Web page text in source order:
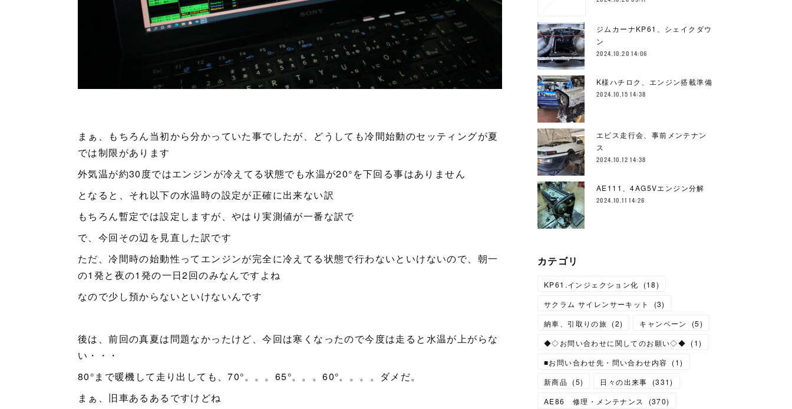
まぁ、もちろん当初から分かっていた事でしたが、どうしても冷間始動のセッティングが夏
では制限があります
外気温が約30度ではエンジンが冷えてる状態でも水温が20°を下回る事はありません
となると、それ以下の水温時の設定が正確に出来ない訳
もちろん暫定では設定しますが、やはり実測値が一番な訳で
で、今回その辺を見直した訳です
ただ、冷間時の始動性ってエンジンが完全に冷えてる状態で行わないといけないので、朝一
の1発と夜の1発の一日2回のみなんですよね
なので少し預からないといけないんです
後は、前回の真夏は問題なかったけど、今回は寒くなったので今度は走ると水温が上がらな
い・・・
80°まで暖機して走り出しても、70°。。。65°。。。60°。。。。ダメだ。
まぁ、旧車あるあるですけどね
ジムカーナKP61、シェイクダウ
ン
2024.10.20 14:06
K様ハチロク、エンジン搭載準備
2024.10.15 14:38
エビス走行会、事前メンテナン
ス
2024.10.12 14:38
AE111、4AG5Vエンジン分解
2024.10.11 14:26
カテゴリ
KP61.インジェクション化 (18)
サクラム サイレンサーキット
(3)
納車、引取りの旅 (2) キャンペーン (5)
◆◇お問い合わせに関してのお願い◇◆ (1)
■お問い合わせ先・問い合わせ内容 (1)
新商品 (5) 日々の出来事 (331)
AE86 修理・メンテナンス
(370)